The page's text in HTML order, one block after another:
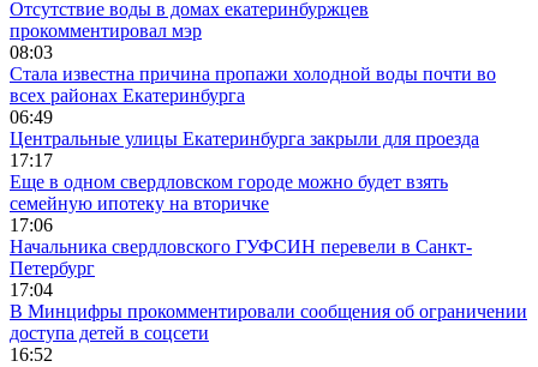
Отсутствие воды в домах екатеринбуржцев
прокомментировал мэр
08:03
Стала известна причина пропажи холодной воды почти во
всех районах Екатеринбурга
06:49
Центральные улицы Екатеринбурга закрыли для проезда
17:17
Еще в одном свердловском городе можно будет взять
семейную ипотеку на вторичке
17:06
Начальника свердловского ГУФСИН перевели в Санкт-
Петербург
17:04
В Минцифры прокомментировали сообщения об ограничении
доступа детей в соцсети
16:52